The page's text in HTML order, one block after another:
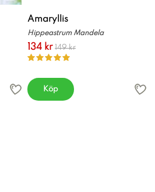
Amaryllis
Hippeastrum Mandela
134 kr 149 kr
Köp